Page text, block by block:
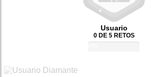
Usuario
0 DE 5 RETOS